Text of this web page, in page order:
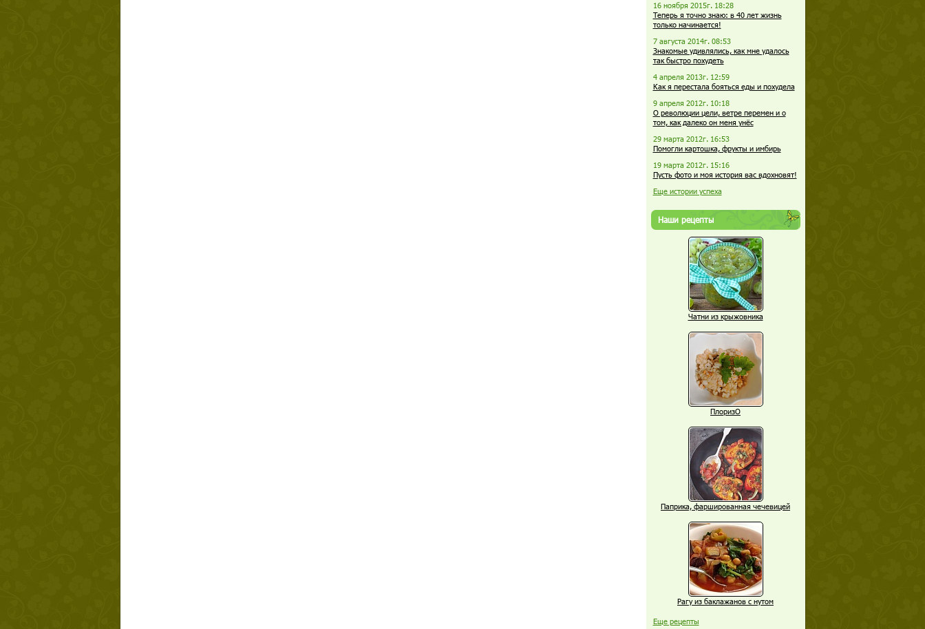
16 ноября 2015г. 18:28
Теперь я точно знаю: в 40 лет жизнь
только начинается!
7 августа 2014г. 08:53
Знакомые удивлялись, как мне удалось
так быстро похудеть
4 апреля 2013г. 12:59
Как я перестала бояться еды и похудела
9 апреля 2012г. 10:18
О революции цели, ветре перемен и о
том, как далеко он меня унёс
29 марта 2012г. 16:53
Помогли картошка, фрукты и имбирь
19 марта 2012г. 15:16
Пусть фото и моя история вас вдохновят!
Еще истории успеха
Наши рецепты
Чатни из крыжовника
ПлоризО
Паприка, фаршированная чечевицей
Рагу из баклажанов с нутом
Еще рецепты